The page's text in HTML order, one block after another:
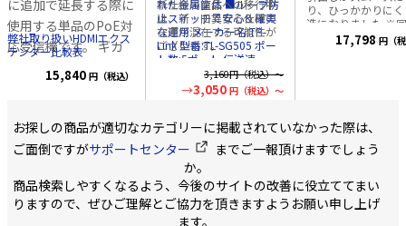
に追加で延長する際に
使用する単品のPoE対
応受信機です。 ギガ
ビットスイッチングハ
ブ経由で最大253台の
です。 詳細について
はセット別売のHDE-
書をご覧ください。
弊社取り扱いHDMIエクス
テンダー比較表
15,840 円（税込）
れた金属筐体 ■ループ防
止スイッチで安心＆確実
な運用 メーカー名:TP-
Link 型番:TL-SG505 ポー
ト数:5ポート 伝送速
度:10/100/1000Mbps 消
費電力:最大
2.49W(220V/50Hz) 寸
体:金属 付属品: TL-SG505
本体 マグネットマウンテ
ィングキット 電源アダプ
タ 設定ガイド 認証:FCC、
CE、RoHs メーカー 無償
永久保証付
新仕様の商品への移行中
は、新・旧異なる仕様の
在庫が混在する可能性が
ございます。
3,160円（税込）～
3,050 円（税込）～
り、ひっかかりに
造になりました ※同色で
3巻～・6巻～の場
単価が安くなります
（白色）、オレン
色）、グリーン（緑
色）、ブラック（黒
色）、 ディープブ
（紫色）、アイボ
（象牙色）、 ブラ
（茶色）、ピンク
17,798 円（
お探しの商品が適切なカテゴリーに掲載されていなかった際は、
ご面倒ですがサポートセンター
までご一報頂けますでしょう
か。
商品検索しやすくなるよう、今後のサイトの改善に役立ててまい
りますので、ぜひご理解とご協力を頂きますようお願い申し上げ
ます。